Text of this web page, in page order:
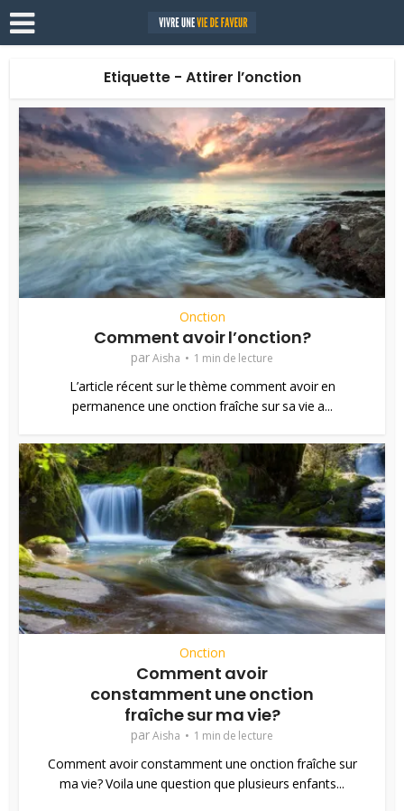
Etiquette - Attirer l’onction
Onction
Comment avoir l’onction?
parAisha 1 min de lecture
L’article récent sur le thème comment avoir en
permanence une onction fraîche sur sa vie a...
Onction
Comment avoir
constamment une onction
fraîche sur ma vie?
parAisha 1 min de lecture
Comment avoir constamment une onction fraîche sur
ma vie? Voila une question que plusieurs enfants...